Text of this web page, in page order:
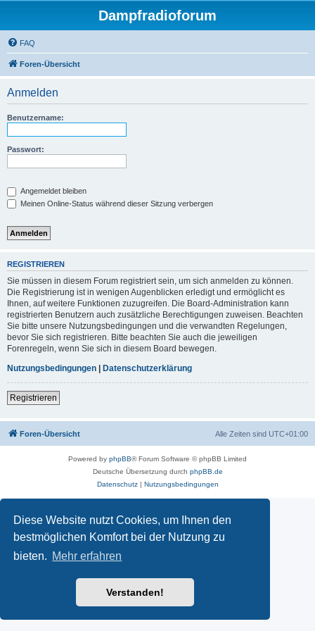
Diese Website nutzt Cookies, um Ihnen den
bestmöglichen Komfort bei der Nutzung zu
bieten. Mehr erfahren
Verstanden!
Dampfradioforum
FAQ
Foren-Übersicht
Anmelden
Benutzername:
Passwort:
Angemeldet bleiben
Meinen Online-Status während dieser Sitzung verbergen
REGISTRIEREN
Sie müssen in diesem Forum registriert sein, um sich anmelden zu können.
Die Registrierung ist in wenigen Augenblicken erledigt und ermöglicht es
Ihnen, auf weitere Funktionen zuzugreifen. Die Board-Administration kann
registrierten Benutzern auch zusätzliche Berechtigungen zuweisen. Beachten
Sie bitte unsere Nutzungsbedingungen und die verwandten Regelungen,
bevor Sie sich registrieren. Bitte beachten Sie auch die jeweiligen
Forenregeln, wenn Sie sich in diesem Board bewegen.
Nutzungsbedingungen | Datenschutzerklärung
Registrieren
Foren-Übersicht Alle Zeiten sind UTC+01:00
Powered by phpBB® Forum Software © phpBB Limited
Deutsche Übersetzung durch phpBB.de
Datenschutz| Nutzungsbedingungen